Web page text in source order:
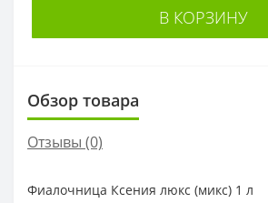
В КОРЗИНУ
Обзор товара
Отзывы (0)
Фиалочница Ксения люкс (микс) 1 л